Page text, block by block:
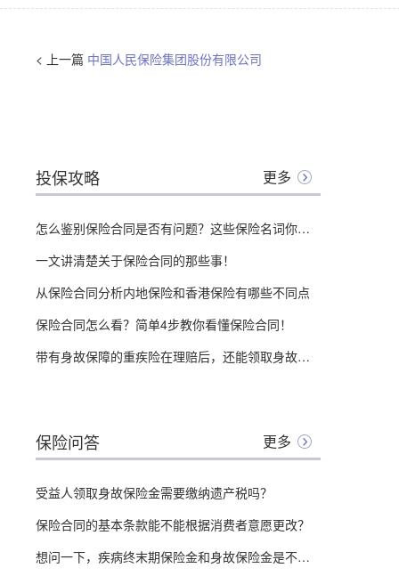
< 上一篇 中国人民保险集团股份有限公司
投保攻略 更多
怎么鉴别保险合同是否有问题？这些保险名词你必须先搞清楚
一文讲清楚关于保险合同的那些事！
从保险合同分析内地保险和香港保险有哪些不同点
保险合同怎么看？简单4步教你看懂保险合同！
带有身故保障的重疾险在理赔后，还能领取身故保险金吗？
保险问答 更多
受益人领取身故保险金需要缴纳遗产税吗？
保险合同的基本条款能不能根据消费者意愿更改？
想问一下，疾病终末期保险金和身故保险金是不是有冲突，只能领取一个。